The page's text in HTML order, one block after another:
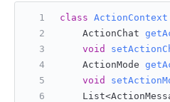
class ActionContext
    ActionChat
void
    ActionMode
void